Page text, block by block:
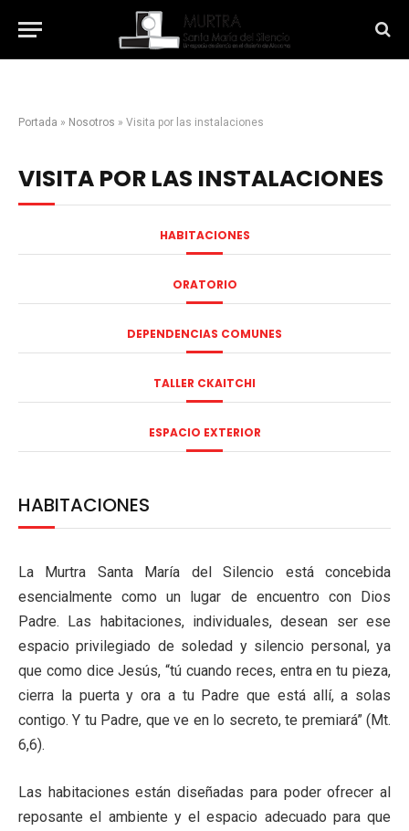
Portada » Nosotros » Visita por las instalaciones
VISITA POR LAS INSTALACIONES
HABITACIONES
ORATORIO
DEPENDENCIAS COMUNES
TALLER CKAITCHI
ESPACIO EXTERIOR
HABITACIONES
La Murtra Santa María del Silencio está concebida
esencialmente como un lugar de encuentro con Dios
Padre. Las habitaciones, individuales, desean ser ese
espacio privilegiado de soledad y silencio personal, ya
que como dice Jesús, “tú cuando reces, entra en tu pieza,
cierra la puerta y ora a tu Padre que está allí, a solas
contigo. Y tu Padre, que ve en lo secreto, te premiará” (Mt.
6,6).
Las habitaciones están diseñadas para poder ofrecer al
reposante el ambiente y el espacio adecuado para que